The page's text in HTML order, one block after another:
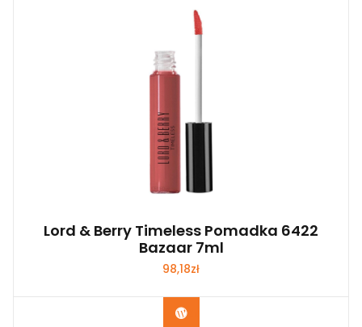
Lord & Berry Timeless Pomadka 6422
Bazaar 7ml
98,18zł
Zobacz